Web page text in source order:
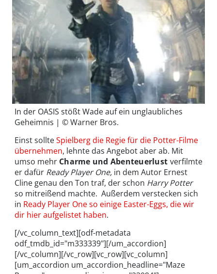
In der OASIS stößt Wade auf ein unglaubliches
Geheimnis | © Warner Bros.
Einst sollteSpielberg die Regie für die Potter-Filme
übernehmen, lehnte das Angebot aber ab. Mit
umso mehr Charme und Abenteuerlust verfilmte
er dafür Ready Player One, in dem Autor Ernest
Cline genau den Ton traf, der schon Harry Potter
so mitreißend machte. Außerdem verstecken sich
in Ready Player One so einige Easter-Eggs, die wir
dir hier aufgelistet haben.
[/vc_column_text][odf-metadata
odf_tmdb_id="m333339"][/um_accordion]
[/vc_column][/vc_row][vc_row][vc_column]
[um_accordion um_accordion_headline="Maze